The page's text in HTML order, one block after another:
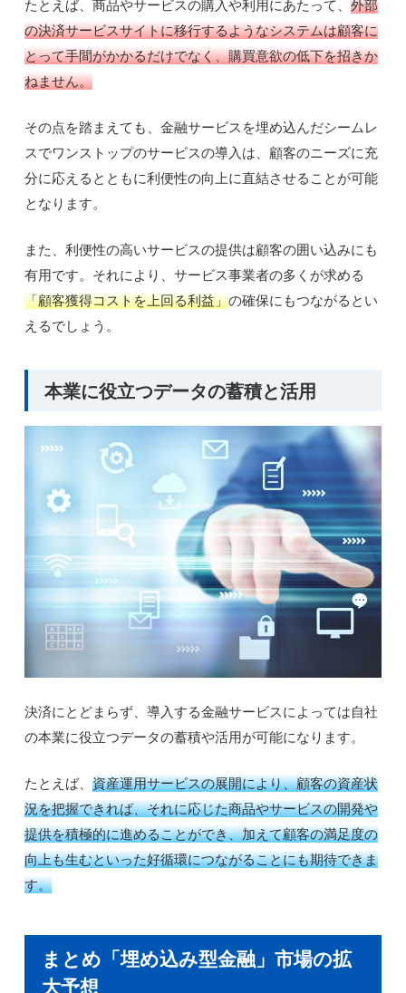
たとえば、商品やサービスの購入や利用にあたって、外部
の決済サービスサイトに移行するようなシステムは顧客に
とって手間がかかるだけでなく、購買意欲の低下を招きか
ねません。
その点を踏まえても、金融サービスを埋め込んだシームレ
スでワンストップのサービスの導入は、顧客のニーズに充
分に応えるとともに利便性の向上に直結させることが可能
となります。
また、利便性の高いサービスの提供は顧客の囲い込みにも
有用です。それにより、サービス事業者の多くが求める
「顧客獲得コストを上回る利益」の確保にもつながるとい
えるでしょう。
本業に役立つデータの蓄積と活用
決済にとどまらず、導入する金融サービスによっては自社
の本業に役立つデータの蓄積や活用が可能になります。
たとえば、資産運用サービスの展開により、顧客の資産状
況を把握できれば、それに応じた商品やサービスの開発や
提供を積極的に進めることができ、加えて顧客の満足度の
向上も生むといった好循環につながることにも期待できま
す。
まとめ「埋め込み型金融」市場の拡
大予想